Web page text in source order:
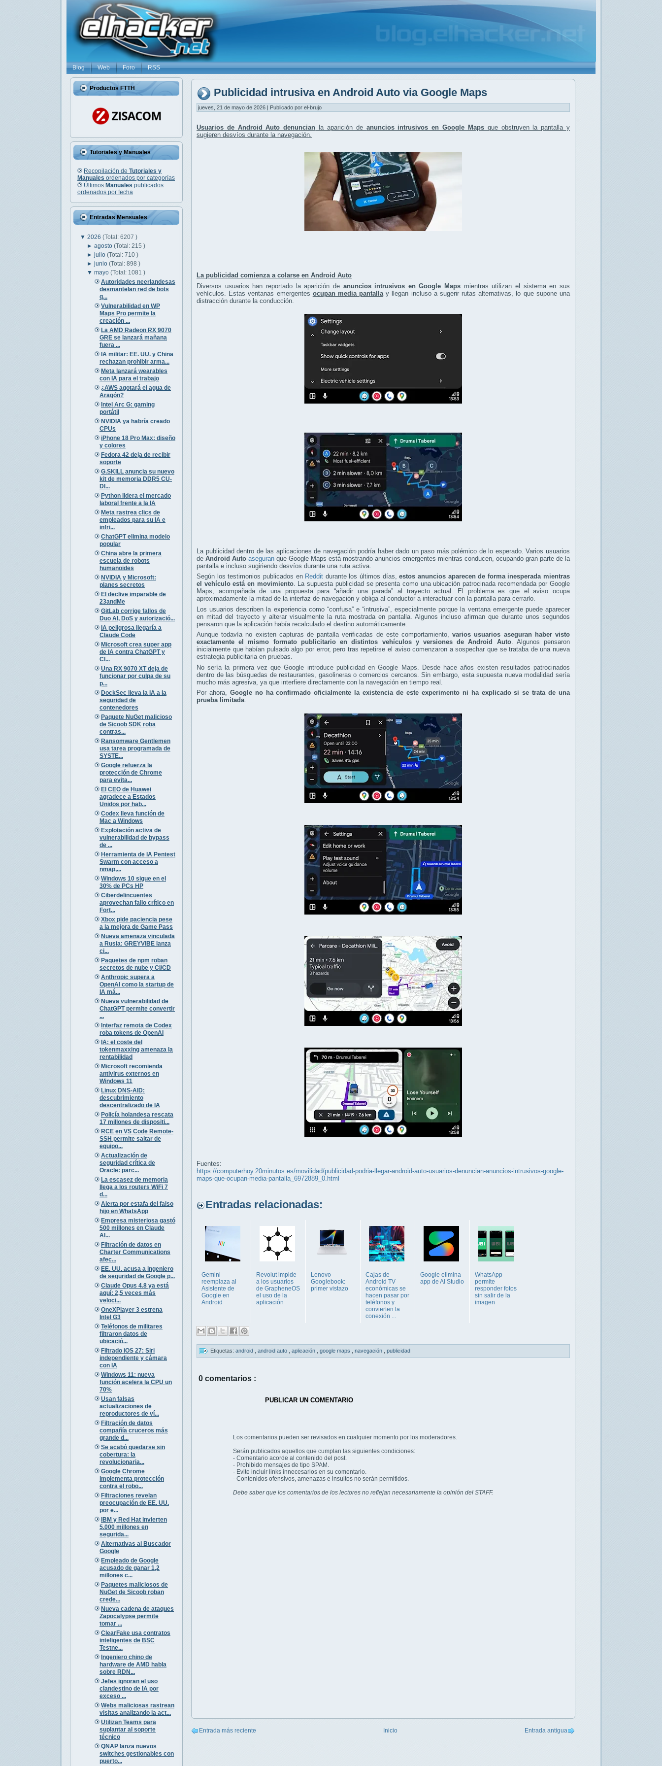
Blog Web Foro RSS
Productos FTTH
Tutoriales y Manuales
Recopilación de Tutoriales y
Manuales ordenados por categorías
Últimos Manuales publicados
ordenados por fecha
Entradas Mensuales
▼ 2026 (Total: 6207 )
►agosto(Total: 215 )
►julio(Total: 710 )
►junio(Total: 898 )
▼mayo(Total: 1081 )
Autoridades neerlandesas
desmantelan red de bots
q...
Vulnerabilidad en WP
Maps Pro permite la
creación ...
La AMD Radeon RX 9070
GRE se lanzará mañana
fuera ...
IA militar: EE. UU. y China
rechazan prohibir arma...
Meta lanzará wearables
con IA para el trabajo
¿AWS agotará el agua de
Aragón?
Intel Arc G: gaming
portátil
NVIDIA ya habría creado
CPUs
iPhone 18 Pro Max: diseño
y colores
Fedora 42 deja de recibir
soporte
G.SKILL anuncia su nuevo
kit de memoria DDR5 CU-
DI...
Python lidera el mercado
laboral frente a la IA
Meta rastrea clics de
empleados para su IA e
infri...
ChatGPT elimina modelo
popular
China abre la primera
escuela de robots
humanoides
NVIDIA y Microsoft:
planes secretos
El declive imparable de
23andMe
GitLab corrige fallos de
Duo AI, DoS y autorizació...
IA peligrosa llegaría a
Claude Code
Microsoft crea super app
de IA contra ChatGPT y
Cl...
Una RX 9070 XT deja de
funcionar por culpa de su
p...
DockSec lleva la IA a la
seguridad de
contenedores
Paquete NuGet malicioso
de Sicoob SDK roba
contras...
Ransomware Gentlemen
usa tarea programada de
SYSTE...
Google refuerza la
protección de Chrome
para evita...
El CEO de Huawei
agradece a Estados
Unidos por hab...
Codex lleva función de
Mac a Windows
Explotación activa de
vulnerabilidad de bypass
de ...
Herramienta de IA Pentest
Swarm con acceso a
nmap,...
Windows 10 sigue en el
30% de PCs HP
Ciberdelincuentes
aprovechan fallo crítico en
Fort...
Xbox pide paciencia pese
a la mejora de Game Pass
Nueva amenaza vinculada
a Rusia: GREYVIBE lanza
ci...
Paquetes de npm roban
secretos de nube y CI/CD
Anthropic supera a
OpenAI como la startup de
IA má...
Nueva vulnerabilidad de
ChatGPT permite convertir
...
Interfaz remota de Codex
roba tokens de OpenAI
IA: el coste del
tokenmaxxing amenaza la
rentabilidad
Microsoft recomienda
antivirus externos en
Windows 11
Linux DNS-AID:
descubrimiento
descentralizado de IA
Policía holandesa rescata
17 millones de dispositi...
RCE en VS Code Remote-
SSH permite saltar de
equipo...
Actualización de
seguridad crítica de
Oracle: parc...
La escasez de memoria
llega a los routers WiFi 7
d...
Alerta por estafa del falso
hijo en WhatsApp
Empresa misteriosa gastó
500 millones en Claude
AI...
Filtración de datos en
Charter Communications
afec...
EE. UU. acusa a ingeniero
de seguridad de Google p...
Claude Opus 4.8 ya está
aquí: 2,5 veces más
veloci...
OneXPlayer 3 estrena
Intel G3
Teléfonos de militares
filtraron datos de
ubicació...
Filtrado iOS 27: Siri
independiente y cámara
con IA
Windows 11: nueva
función acelera la CPU un
70%
Usan falsas
actualizaciones de
reproductores de ví...
Filtración de datos
compañía cruceros más
grande d...
Se acabó quedarse sin
cobertura: la
revolucionaria...
Google Chrome
implementa protección
contra el robo...
Filtraciones revelan
preocupación de EE. UU.
por e...
IBM y Red Hat invierten
5.000 millones en
segurida...
Alternativas al Buscador
Google
Empleado de Google
acusado de ganar 1,2
millones c...
Paquetes maliciosos de
NuGet de Sicoob roban
crede...
Nueva cadena de ataques
Zapocalypse permite
tomar ...
ClearFake usa contratos
inteligentes de BSC
Testne...
Ingeniero chino de
hardware de AMD habla
sobre RDN...
Jefes ignoran el uso
clandestino de IA por
exceso ...
Webs maliciosas rastrean
visitas analizando la act...
Utilizan Teams para
suplantar al soporte
técnico
QNAP lanza nuevos
switches gestionables con
puerto...
Publicidad intrusiva en Android Auto via Google Maps
jueves, 21 de mayo de 2026 | Publicado por el-brujo
Usuarios de Android Auto denuncian la aparición de anuncios intrusivos en Google Mapsque obstruyen la pantalla y
sugieren desvíos durante la navegación.
La publicidad comienza a colarse en Android Auto
Diversos usuarios han reportado la aparición de anuncios intrusivos en Google Maps mientras utilizan el sistema en sus
vehículos. Estas ventanas emergentes ocupan media pantalla y llegan incluso a sugerir rutas alternativas, lo que supone una
distracción durante la conducción.
La publicidad dentro de las aplicaciones de navegación podría haber dado un paso más polémico de lo esperado. Varios usuarios
de Android Auto aseguran que Google Maps está mostrando anuncios emergentes mientras conducen, ocupando gran parte de la
pantalla e incluso sugiriendo desvíos durante una ruta activa.
Según los testimonios publicados en Reddit durante los últimos días,estos anuncios aparecen de forma inesperada mientras
el vehículo está en movimiento. La supuesta publicidad se presenta como una ubicación patrocinada recomendada por Google
Maps, acompañada de una propuesta para “añadir una parada” al trayecto actual. El problema es que el aviso ocupa
aproximadamente la mitad de la interfaz de navegación y obliga al conductor a interactuar con la pantalla para cerrarlo.
Los usuarios describen la experiencia como “confusa” e “intrusiva”, especialmente porque la ventana emergente puede aparecer
en mitad del trayecto y alterar visualmente la ruta mostrada en pantalla. Algunos incluso afirman que durante unos segundos
pensaron que la aplicación había recalculado el destino automáticamente.
Aunque todavía no existen capturas de pantalla verificadas de este comportamiento, varios usuarios aseguran haber visto
exactamente el mismo formato publicitario en distintos vehículos y versiones de Android Auto. Algunos pensaron
inicialmente que habían pulsado algo por error, pero tras repetirse el aviso comenzaron a sospechar que se trataba de una nueva
estrategia publicitaria en pruebas.
No sería la primera vez que Google introduce publicidad en Google Maps. Desde hace años existen resultados patrocinados
dentro de las búsquedas de restaurantes, gasolineras o comercios cercanos. Sin embargo, esta supuesta nueva modalidad sería
mucho más agresiva, ya que interfiere directamente con la navegación en tiempo real.
Por ahora, Google no ha confirmado oficialmente la existencia de este experimento ni ha explicado si se trata de una
prueba limitada.
Fuentes:
https://computerhoy.20minutos.es/movilidad/publicidad-podria-llegar-android-auto-usuarios-denuncian-anuncios-intrusivos-google-
maps-que-ocupan-media-pantalla_6972889_0.html
Entradas relacionadas:
Gemini
reemplaza al
Asistente de
Google en
Android
Revolut impide
a los usuarios
de GrapheneOS
el uso de la
aplicación
Lenovo
Googlebook:
primer vistazo
Cajas de
Android TV
económicas se
hacen pasar por
teléfonos y
convierten la
conexión ...
Google elimina
app de AI Studio
WhatsApp
permite
responder fotos
sin salir de la
imagen
Etiquetas: android android auto aplicación google maps navegación publicidad
0 comentarios :
PUBLICAR UN COMENTARIO
Los comentarios pueden ser revisados en cualquier momento por los moderadores.
Serán publicados aquellos que cumplan las siguientes condiciones:
- Comentario acorde al contenido del post.
- Prohibido mensajes de tipo SPAM.
- Evite incluir links innecesarios en su comentario.
- Contenidos ofensivos, amenazas e insultos no serán permitidos.
Debe saber que los comentarios de los lectores no reflejan necesariamente la opinión del STAFF.
Entrada más reciente Entrada antigua
Inicio